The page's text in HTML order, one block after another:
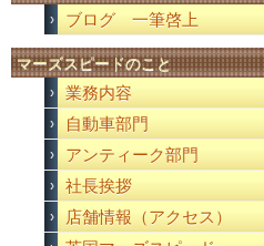
ブログ 一筆啓上
マーズスピードのこと
業務内容
自動車部門
アンティーク部門
社長挨拶
店舗情報（アクセス）